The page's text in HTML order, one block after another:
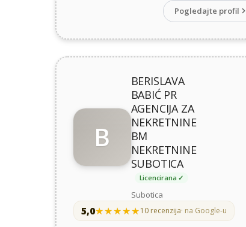
Pogledajte profil
B
BERISLAVA
BABIĆ PR
AGENCIJA ZA
NEKRETNINE
BM
NEKRETNINE
SUBOTICA
Licencirana ✓
Subotica
5,0★★★★★
★★★★★10 recenzija· na Google-u